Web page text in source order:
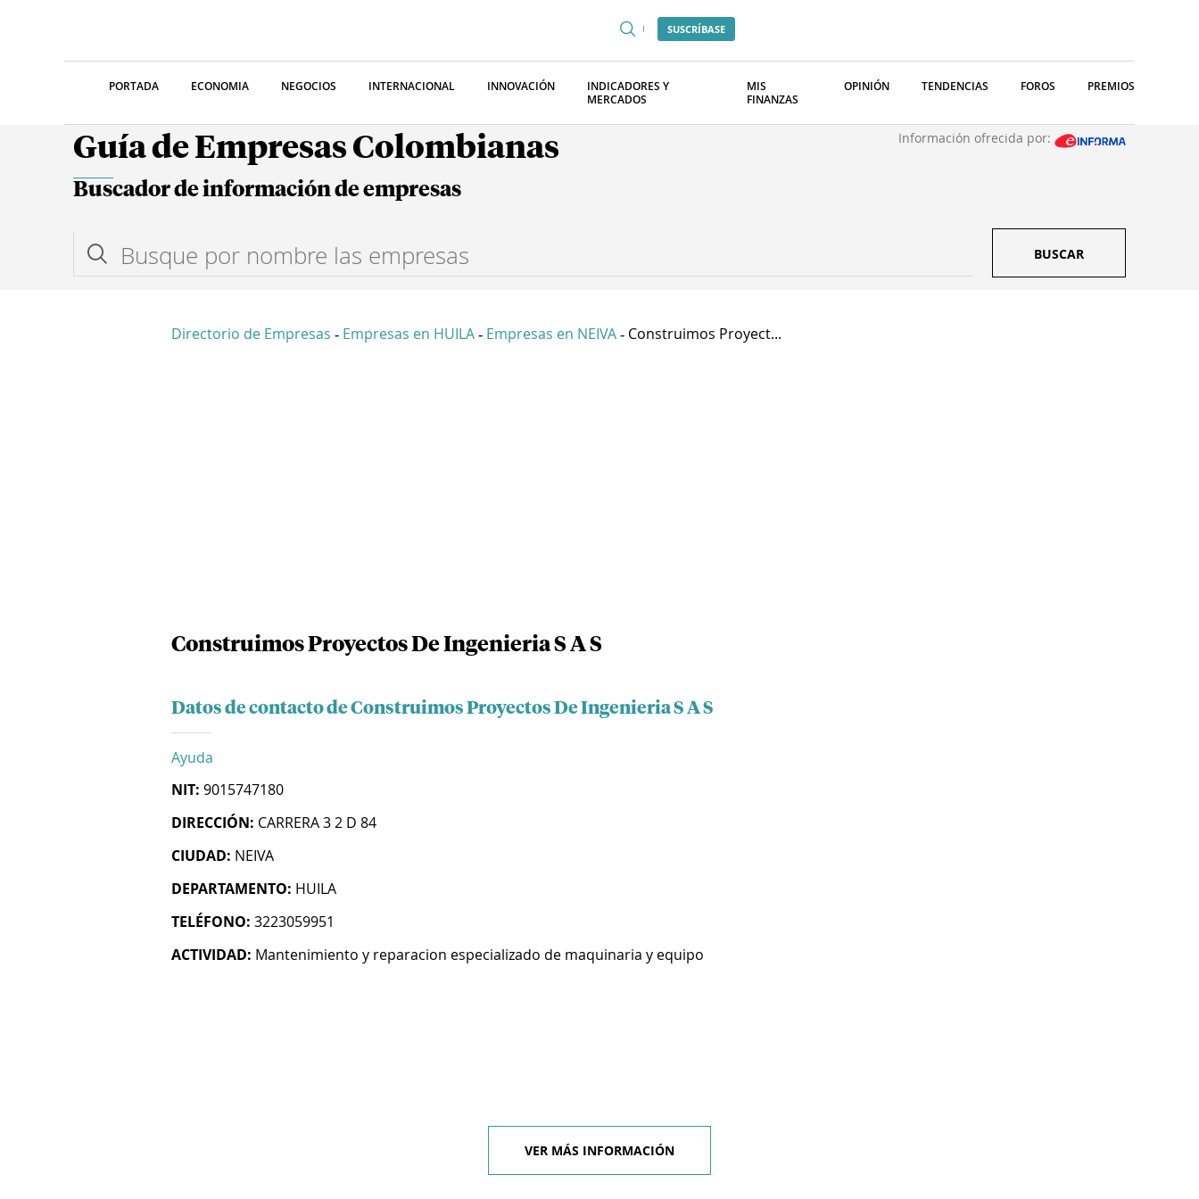
SUSCRÍBASE
PORTADA ECONOMIA NEGOCIOS INTERNACIONAL INNOVACIÓN
INDICADORES Y
MERCADOS
MIS
FINANZAS
OPINIÓN TENDENCIAS FOROS PREMIOS
Guía de Empresas Colombianas Información ofrecida por:
Buscador de información de empresas
BUSCAR
Directorio de Empresas - Empresas en HUILA - Empresas en NEIVA - Construimos Proyect...
Construimos Proyectos De Ingenieria S A S
Datos de contacto de Construimos Proyectos De Ingenieria S A S
Ayuda
NIT: 9015747180
DIRECCIÓN: CARRERA 3 2 D 84
CIUDAD: NEIVA
DEPARTAMENTO: HUILA
TELÉFONO: 3223059951
ACTIVIDAD: Mantenimiento y reparacion especializado de maquinaria y equipo
VER MÁS INFORMACIÓN